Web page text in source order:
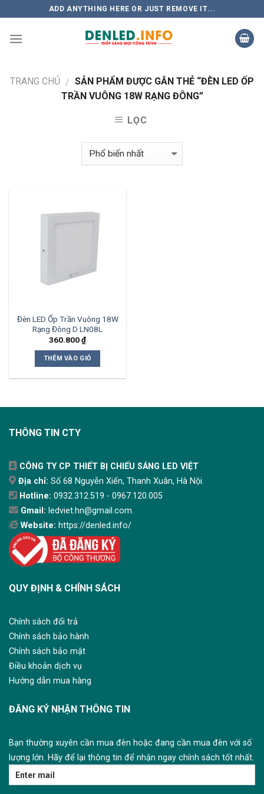
to
content
ADD ANYTHING HERE OR JUST REMOVE IT...
TRANG CHỦ / SẢN PHẨM ĐƯỢC GẮN THẺ “ĐÈN LED ỐP
TRẦN VUÔNG 18W RẠNG ĐÔNG”
LỌC
Đèn LED Ốp Trần Vuông 18W
Rạng Đông D LN08L
360.800₫
THÊM VÀO GIỎ
THÔNG TIN CTY
CÔNG TY CP THIẾT BỊ CHIẾU SÁNG LED VIỆT
Địa chỉ: Số 68 Nguyễn Xiển, Thanh Xuân, Hà Nội.
Hotline: 0932.312.519 - 0967.120.005
Gmail: ledviet.hn@gmail.com.
Website: https://denled.info/
QUY ĐỊNH & CHÍNH SÁCH
Chính sách đổi trả
Chính sách bảo hành
Chính sách bảo mật
Điều khoản dịch vụ
Hướng dẫn mua hàng
ĐĂNG KÝ NHẬN THÔNG TIN
Bạn thường xuyên cần mua đèn hoặc đang cần mua đèn với số
lượng lớn. Hãy để lại thông tin để nhận ngay chính sách tốt nhất.